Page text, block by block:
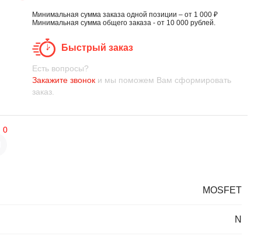
Минимальная сумма заказа одной позиции – от 1 000 ₽
Минимальная сумма общего заказа - от 10 000 рублей.
Быстрый заказ
Есть вопросы?
Закажите звоноки мы поможем Вам сформировать
заказ.
0
MOSFET
N